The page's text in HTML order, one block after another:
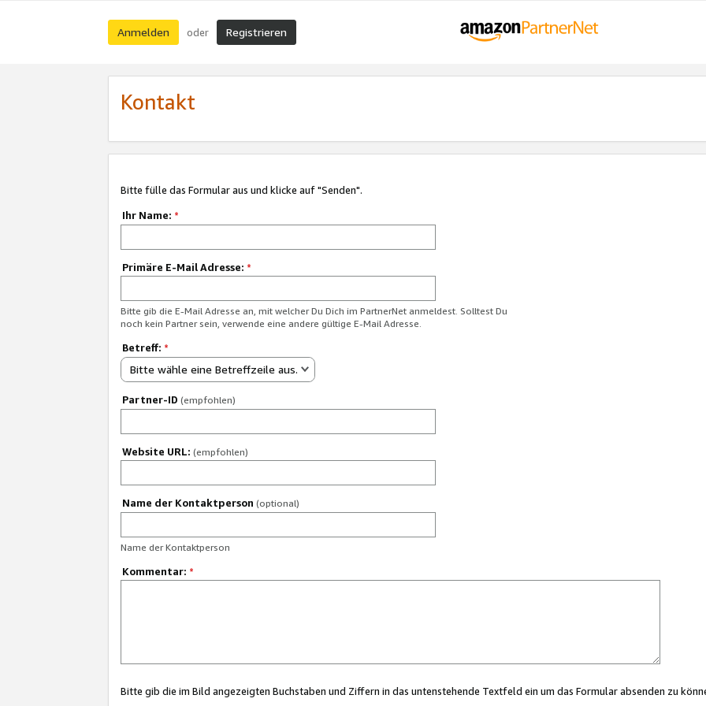
Anmelden oder Registrieren
Kontakt
Bitte fülle das Formular aus und klicke auf "Senden".
Ihr Name: *
Primäre E-Mail Adresse: *
Bitte gib die E-Mail Adresse an, mit welcher Du Dich im PartnerNet anmeldest. Solltest Du
noch kein Partner sein, verwende eine andere gültige E-Mail Adresse.
Betreff: *
Bitte wähle eine Betreffzeile aus.
Partner-ID (empfohlen)
Website URL: (empfohlen)
Name der Kontaktperson (optional)
Name der Kontaktperson
Kommentar: *
Bitte gib die im Bild angezeigten Buchstaben und Ziffern in das untenstehende Textfeld ein um das Formular absenden zu